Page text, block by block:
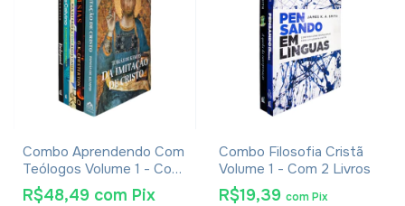
Combo Aprendendo Com
Teólogos Volume 1 - Com
5 Livros
R$48,49 com Pix
Combo Filosofia Cristã
Volume 1 - Com 2 Livros
R$19,39 com Pix